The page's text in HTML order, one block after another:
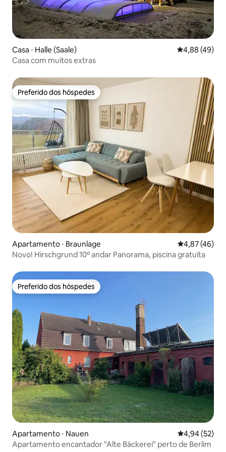
Casa ⋅ Halle (Saale) 4,88 de uma
4,88 (49)
Casa com muitos extras
Preferido dos hóspedes
Preferido dos hóspedes
Apartamento ⋅ Braunlage 4,87 de uma
4,87 (46)
Novo! Hirschgrund 10º andar Panorama, piscina gratuita
Preferido dos hóspedes
Preferido dos hóspedes
Apartamento ⋅ Nauen 4,94 de uma
4,94 (52)
Apartamento encantador "Alte Bäckerei" perto de Berlim